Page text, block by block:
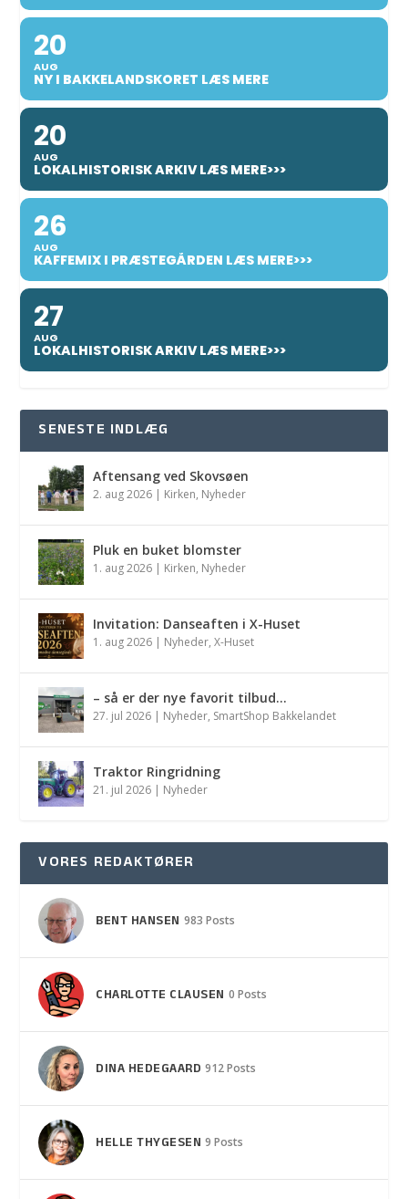
20
AUG
NY I BAKKELANDSKORET LÆS MERE
20
AUG
LOKALHISTORISK ARKIV LÆS MERE>>>
26
AUG
KAFFEMIX I PRÆSTEGÅRDEN LÆS MERE>>>
27
AUG
LOKALHISTORISK ARKIV LÆS MERE>>>
SENESTE INDLÆG
Aftensang ved Skovsøen
2. aug 2026 Kirken, Nyheder
Pluk en buket blomster
1. aug 2026 Kirken, Nyheder
Invitation: Danseaften i X-Huset
1. aug 2026 Nyheder,X-Huset
– så er der nye favorit tilbud…
27. jul 2026 Nyheder, SmartShop Bakkelandet
Traktor Ringridning
21. jul 2026 Nyheder
VORES REDAKTØRER
BENT HANSEN 983 Posts
CHARLOTTE CLAUSEN 0 Posts
DINA HEDEGAARD 912 Posts
HELLE THYGESEN 9 Posts